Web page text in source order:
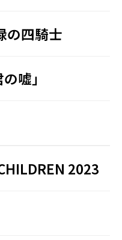
の四騎士
嘘」
2023